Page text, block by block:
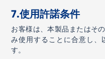
7.使用許諾条件
お客様は、本製品またはそ
み使用することに合意し、
す。